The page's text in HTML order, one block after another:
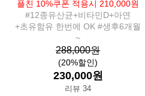
플친 10%쿠폰 적용시 210,000원
#12종유산균+비타민D+아연
+초유함유 한번에 OK #생후6개월
~
288,000원
(20%할인)
230,000원
리뷰 34